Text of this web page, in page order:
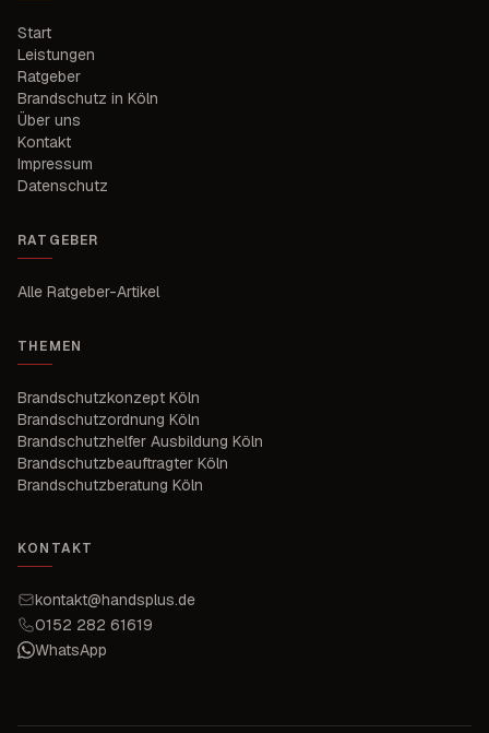
Start
Leistungen
Ratgeber
Brandschutz in Köln
Über uns
Kontakt
Impressum
Datenschutz
RATGEBER
Alle Ratgeber-Artikel
THEMEN
Brandschutzkonzept Köln
Brandschutzordnung Köln
Brandschutzhelfer Ausbildung Köln
Brandschutzbeauftragter Köln
Brandschutzberatung Köln
KONTAKT
kontakt@handsplus.de
0152 282 61619
WhatsApp